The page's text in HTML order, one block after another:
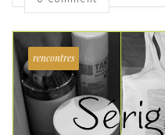
rencontres